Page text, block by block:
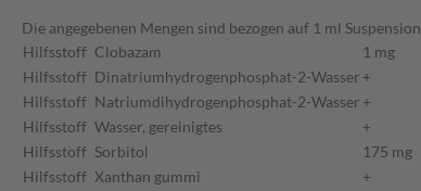
Die angegebenen Mengen sind bezogen auf 1 ml Suspension
Hilfsstoff Clobazam
1 mg
Hilfsstoff Dinatriumhydrogenphosphat-2-Wasser +
Hilfsstoff Natriumdihydrogenphosphat-2-Wasser +
Hilfsstoff Wasser, gereinigtes
+
Hilfsstoff Sorbitol
175 mg
Hilfsstoff Xanthan gummi
+